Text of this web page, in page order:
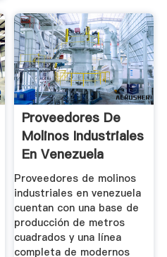
Proveedores De
Molinos Industriales
En Venezuela
Proveedores de molinos
industriales en venezuela
cuentan con una base de
producción de metros
cuadrados y una línea
completa de modernos